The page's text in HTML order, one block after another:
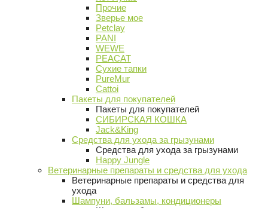
Прочие
Зверье мое
Petclay
PANI
WEWE
PEACAT
Сухие тапки
PureMur
Cattoi
Пакеты для покупателей
Пакеты для покупателей
СИБИРСКАЯ КОШКА
Jack&King
Средства для ухода за грызунами
Средства для ухода за грызунами
Happy Jungle
Ветеринарные препараты и средства для ухода
Ветеринарные препараты и средства для
ухода
Шампуни, бальзамы, кондиционеры